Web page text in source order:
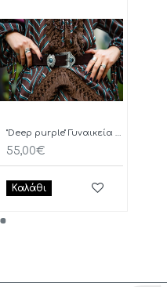
"Deep purple" Γυναικεία Ζώνη
55,00€
Καλάθι